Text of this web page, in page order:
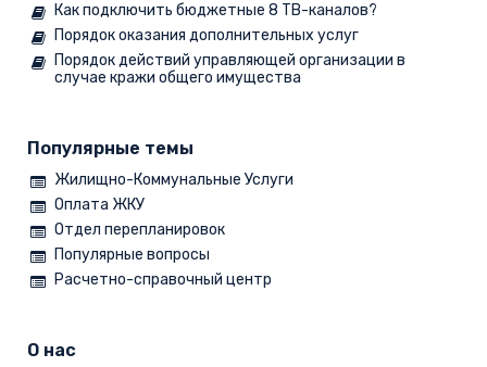
Как подключить бюджетные 8 ТВ-каналов?
Порядок оказания дополнительных услуг
Порядок действий управляющей организации в
случае кражи общего имущества
Популярные темы
Жилищно-Коммунальные Услуги
Оплата ЖКУ
Отдел перепланировок
Популярные вопросы
Расчетно-справочный центр
О нас